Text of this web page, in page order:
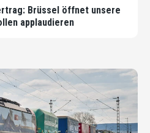
Brüssel öffnet unsere
applaudieren